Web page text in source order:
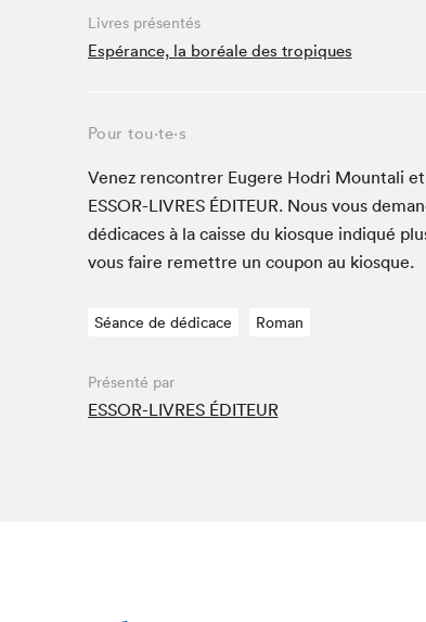
Studio Radio-Canada
Matinées scolaires
Espace Lis-moi MTL (12-18 ans)
Espace Montréal-Nord
Tapis rouge des écrivain·e·s
Zone Manga
Livres présentés
Espérance, la boréale des tropiques
Pour tou⋅te⋅s
Venez ren­con­tr­er Eugere Hodri Moun­tali
ESSOR-LIVRES ÉDI­TEUR. Nous vous
dédi­caces à la caisse du kiosque indiqué
vous faire remet­tre un coupon au kiosque.
Séance de dédicace Roman
Présenté par
ESSOR-LIVRES ÉDITEUR